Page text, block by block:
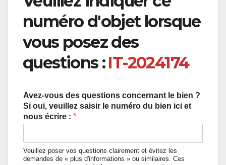
numéro d'objet lorsque
vous posez des
questions :IT-2024174
Avez-vous des questions concernant le bien ?
Si oui, veuillez saisir le numéro du bien ici et
nous écrire : *
Veuillez poser vos questions clairement et évitez les
demandes de « plus d'informations » ou similaires. Ces